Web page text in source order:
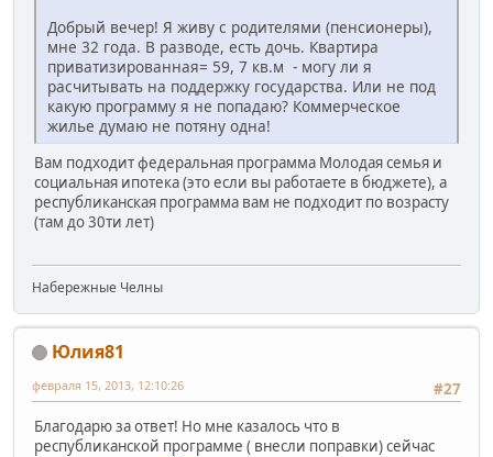
Добрый вечер! Я живу с родителями (пенсионеры),
мне 32 года. В разводе, есть дочь. Квартира
приватизированная= 59, 7 кв.м - могу ли я
расчитывать на поддержку государства. Или не под
какую программу я не попадаю? Коммерческое
жилье думаю не потяну одна!
Вам подходит федеральная программа Молодая семья и
социальная ипотека (это если вы работаете в бюджете), а
республиканская программа вам не подходит по возрасту
(там до 30ти лет)
Набережные Челны
Юлия81
#27
февраля 15, 2013, 12:10:26
Благодарю за ответ! Но мне казалось что в
республиканской программе ( внесли поправки) сейчас